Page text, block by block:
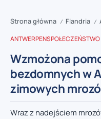
Strona główna / Flandria /
ANTWERPENSPOŁECZEŃSTWO
Wzmożona
bezdomnych w
zimowych
Wraz z nadejściem